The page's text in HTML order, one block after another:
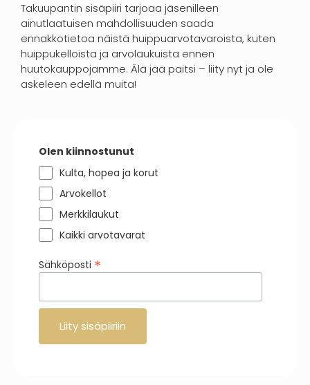
Takuupantin sisäpiiri tarjoaa jäsenilleen
ainutlaatuisen mahdollisuuden saada
ennakkotietoa näistä huippuarvotavaroista, kuten
huippukelloista ja arvolaukuista ennen
huutokauppojamme. Älä jää paitsi – liity nyt ja ole
askeleen edellä muita!
Olen kiinnostunut
Kulta, hopea ja korut
Arvokellot
Merkkilaukut
Kaikki arvotavarat
Sähköposti *